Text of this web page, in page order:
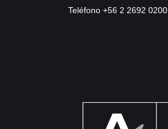
Teléfono +56 2 2692 0200